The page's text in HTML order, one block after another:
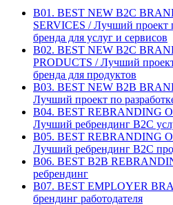
B01. BEST NEW B2C
SERVICES / Лучший проект
бренда для услуг и сервисов
B02. BEST NEW B2C
PRODUCTS / Лучший
бренда для продуктов
B03. BEST NEW B2B
Лучший проект по
B04. BEST REBRANDING
Лучший ребрендинг B2С
B05. BEST REBRANDING
Лучший ребрендинг B2С
B06. BEST B2B
ребрендинг
B07. BEST EMPLOYER
брендинг работодателя